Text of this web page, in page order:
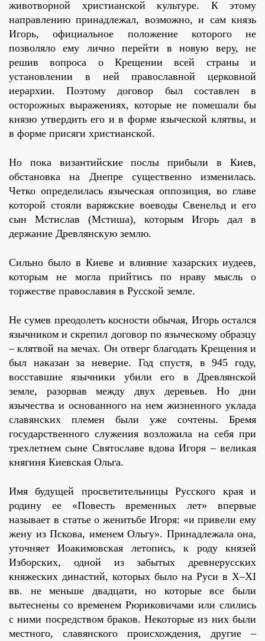
животворной христианской культуре. К этому
направлению принадлежал, возможно, и сам князь
Игорь, официальное положение которого не
позволяло ему лично перейти в новую веру, не
решив вопроса о Крещении всей страны и
установлении в ней православной церковной
иерархии. Поэтому договор был составлен в
осторожных выражениях, которые не помешали бы
князю утвердить его и в форме языческой клятвы, и
в форме присяги христианской.
Но пока византийские послы прибыли в Киев,
обстановка на Днепре существенно изменилась.
Четко определилась языческая оппозиция, во главе
которой стояли варяжские воеводы Свенельд и его
сын Мстислав (Мстиша), которым Игорь дал в
держание Древлянскую землю.
Сильно было в Киеве и влияние хазарских иудеев,
которым не могла прийтись по нраву мысль о
торжестве православия в Русской земле.
Не сумев преодолеть косности обычая, Игорь остался
язычником и скрепил договор по языческому образцу
– клятвой на мечах. Он отверг благодать Крещения и
был наказан за неверие. Год спустя, в 945 году,
восставшие язычники убили его в Древлянской
земле, разорвав между двух деревьев. Но дни
язычества и основанного на нем жизненного уклада
славянских племен были уже сочтены. Бремя
государственного служения возложила на себя при
трехлетнем сыне Святославе вдова Игоря – великая
княгиня Киевская Ольга.
Имя будущей просветительницы Русского края и
родину ее «Повесть временных лет» впервые
называет в статье о женитьбе Игоря: «и привели ему
жену из Пскова, именем Ольгу». Принадлежала она,
уточняет Иоакимовская летопись, к роду князей
Изборских, одной из забытых древнерусских
княжеских династий, которых было на Руси в Х–ХI
вв. не меньше двадцати, но которые все были
вытеснены со временем Рюриковичами или слились
с ними посредством браков. Некоторые из них были
местного, славянского происхождения, другие –